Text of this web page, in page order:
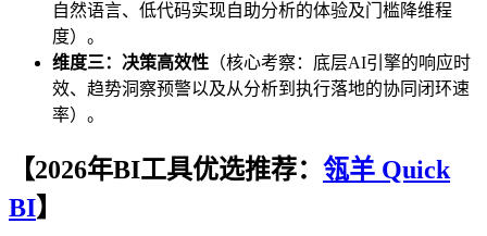
自然语言、低代码实现自助分析的体验及门槛降维程
度）。
维度三：决策高效性 （核心考察：底层AI引擎的响应时
效、趋势洞察预警以及从分析到执行落地的协同闭环速
率）。
【2026年BI工具优选推荐： 瓴羊 Quick
BI】